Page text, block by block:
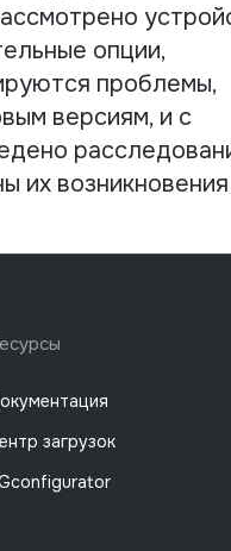
опции,
проблемы,
версиям, и с
их
загрузок